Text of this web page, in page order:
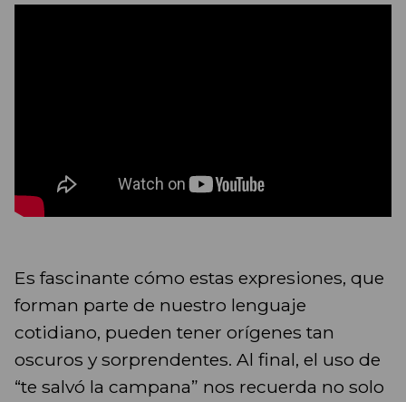
Es fascinante cómo estas expresiones, que
forman parte de nuestro lenguaje
cotidiano, pueden tener orígenes tan
oscuros y sorprendentes. Al final, el uso de
“te salvó la campana” nos recuerda no solo